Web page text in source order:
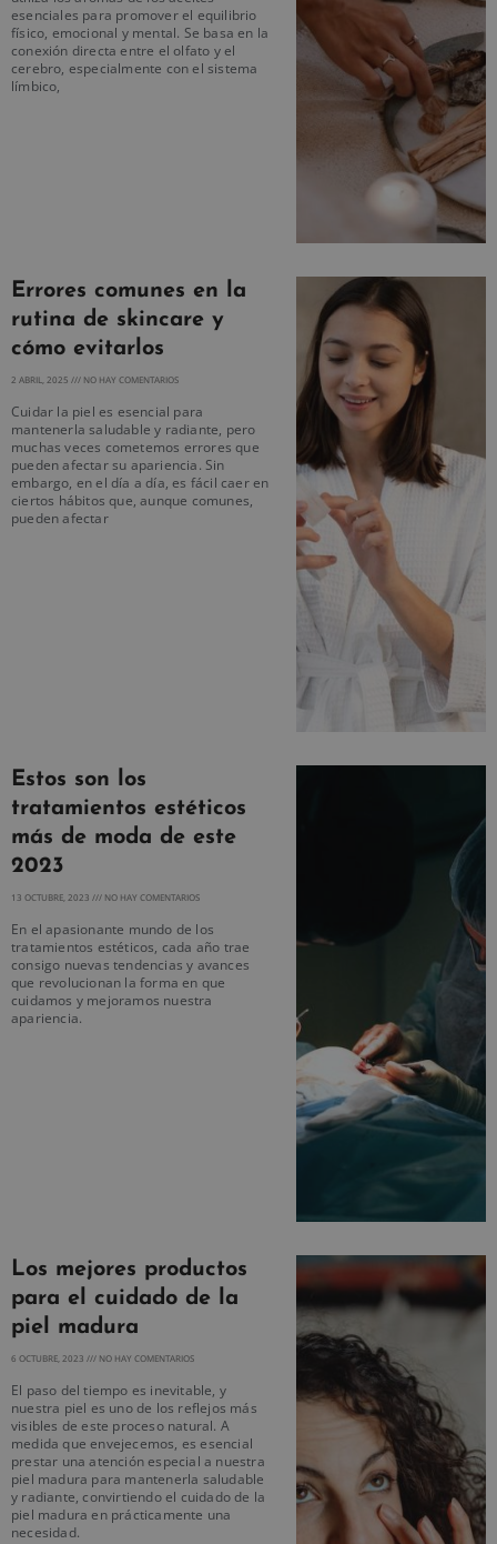
esenciales para promover el equilibrio
físico, emocional y mental. Se basa en la
conexión directa entre el olfato y el
cerebro, especialmente con el sistema
límbico,
Errores comunes en la
rutina de skincare y
cómo evitarlos
2 ABRIL, 2025 NO HAY COMENTARIOS
Cuidar la piel es esencial para
mantenerla saludable y radiante, pero
muchas veces cometemos errores que
pueden afectar su apariencia. Sin
embargo, en el día a día, es fácil caer en
ciertos hábitos que, aunque comunes,
pueden afectar
Estos son los
tratamientos estéticos
más de moda de este
2023
13 OCTUBRE, 2023 NO HAY COMENTARIOS
En el apasionante mundo de los
tratamientos estéticos, cada año trae
consigo nuevas tendencias y avances
que revolucionan la forma en que
cuidamos y mejoramos nuestra
apariencia.
Los mejores productos
para el cuidado de la
piel madura
6 OCTUBRE, 2023 NO HAY COMENTARIOS
El paso del tiempo es inevitable, y
nuestra piel es uno de los reflejos más
visibles de este proceso natural. A
medida que envejecemos, es esencial
prestar una atención especial a nuestra
piel madura para mantenerla saludable
y radiante, convirtiendo el cuidado de la
piel madura en prácticamente una
necesidad.